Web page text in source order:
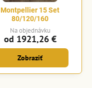
Montpellier 15 Set
80/120/160
Na objednávku
od 1921,26 €
Zobraziť